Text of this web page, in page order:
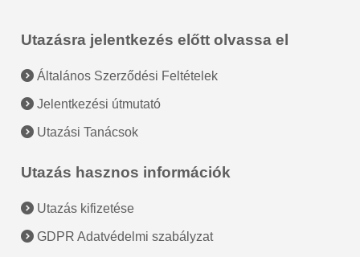
Utazásra jelentkezés előtt olvassa el
Általános Szerződési Feltételek
Jelentkezési útmutató
Utazási Tanácsok
Utazás hasznos információk
Utazás kifizetése
GDPR Adatvédelmi szabályzat